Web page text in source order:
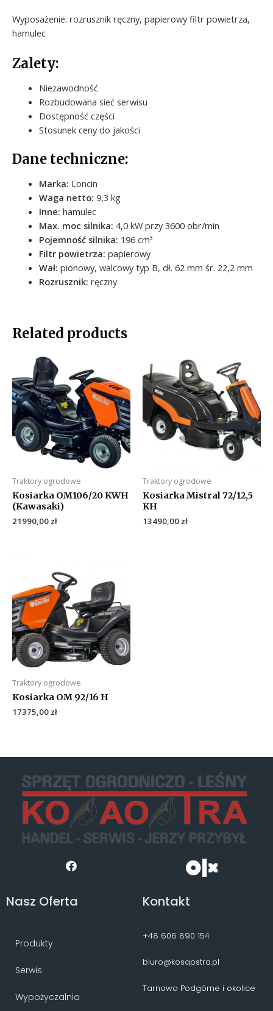
Wyposażenie: rozrusznik ręczny, papierowy filtr powietrza,
hamulec
Zalety:
Niezawodność
Rozbudowana sieć serwisu
Dostępność części
Stosunek ceny do jakości
Dane techniczne:
Marka: Loncin
Waga netto: 9,3 kg
Inne: hamulec
Max. moc silnika: 4,0 kW przy 3600 obr/min
Pojemność silnika: 196 cm³
Filtr powietrza: papierowy
Wał: pionowy, walcowy typ B, dł. 62 mm śr. 22,2 mm
Rozrusznik: ręczny
Related products
Traktory ogrodowe
Kosiarka OM106/20 KWH
(Kawasaki)
21990,00 zł
Traktory ogrodowe
Kosiarka Mistral 72/12,5
KH
13490,00 zł
Traktory ogrodowe
Kosiarka OM 92/16 H
17375,00 zł
Nasz Oferta
Produkty
Serwis
Wypożyczalnia
Kontakt
+48 606 890 154
biuro@kosaostra.pl
Tarnowo Podgórne i okolice